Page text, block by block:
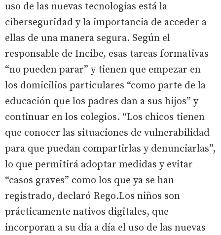
uso de las nuevas tecnologías está la
ciberseguridad y la importancia de acceder a
ellas de una manera segura. Según el
responsable de Incibe, esas tareas formativas
“no pueden parar” y tienen que empezar en
los domicilios particulares “como parte de la
educación que los padres dan a sus hijos” y
continuar en los colegios. “Los chicos tienen
que conocer las situaciones de vulnerabilidad
para que puedan compartirlas y denunciarlas”,
lo que permitirá adoptar medidas y evitar
“casos graves” como los que ya se han
registrado, declaró Rego.Los niños son
prácticamente nativos digitales, que
incorporan a su día a día el uso de las nuevas